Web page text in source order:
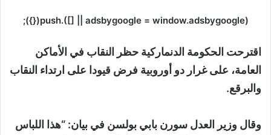
(adsbygoogle = window.adsbygoogle || []).push({});
اقترحت الحكومة الدنماركية حظر النقاب في الأماكن
العامة، على غرار دو أوروبية فرض قيودا على ارتداء النقاب
والبرقع.
وقال وزير العدل سورن بابي بولسن في بيان: “هذا اللباس